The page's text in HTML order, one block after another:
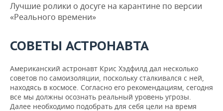
ДЕКЛАРАЦИИ О ДОХОДАХ
КОМУ ПРИНАДЛЕЖАТ
ТОРГОВЫЕ ЦЕНТРЫ
ТАТАРСТАНА
НОВОСТИ ЭКОНОМИКИ
БЮДЖЕТ
ИНВЕСТИЦИИ
ПРОМЫШЛЕННОСТЬ
ПРОМЫШЛЕННОСТИ
АГРОПРОМ
МАШИНОСТРОЕНИЕ
НОВОСТИ АВТО
БИЗНЕС
НОВОСТИ БИЗНЕСА
ТЕХНОЛОГИИ
Лучшие ролики о досуге на карантине по версии
«Реального времени»
СОВЕТЫ АСТРОНАВТА
Американский астронавт Крис Хэдфилд дал несколько
советов по самоизоляции, поскольку сталкивался с ней,
находясь в космосе. Согласно его рекомендациям, сегодня
все мы должны осознать реальный уровень угрозы.
Далее необходимо подобрать для себя цели на время